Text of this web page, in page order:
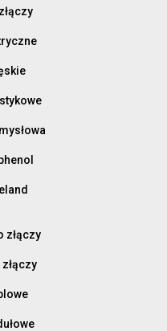
złączy